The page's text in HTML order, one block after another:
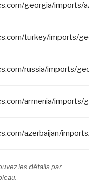
georgia/imports/
turkey/imports/
russia/imports/
armenia/imports/
azerbaijan/
les détails par